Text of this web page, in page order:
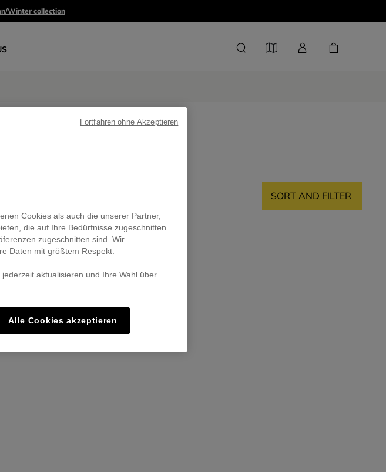
Winter collection
shoes
SORT AND FILTER
Cookies als auch die unserer Partner,
die auf Ihre Bedürfnisse zugeschnitten
zugeschnitten sind. Wir
Daten mit größtem Respekt.
aktualisieren und Ihre Wahl über
Alle Cookies akzeptieren
Fortfahren ohne Akzeptieren